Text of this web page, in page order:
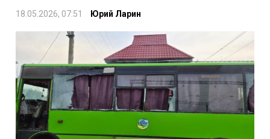
18.05.2026, 07:51 Юрий Ларин